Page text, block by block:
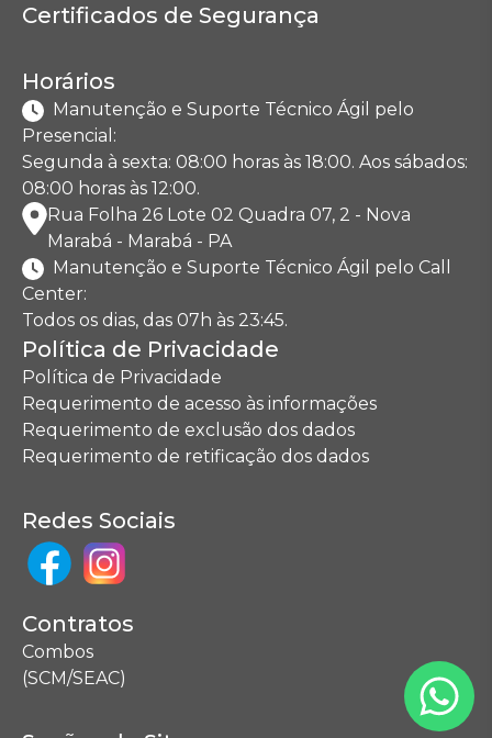
Certificados de Segurança
Horários
Manutenção e Suporte Técnico Ágil pelo
Presencial:
Segunda à sexta: 08:00 horas às 18:00. Aos sábados:
08:00 horas às 12:00.
Rua Folha 26 Lote 02 Quadra 07, 2 - Nova
Marabá - Marabá - PA
Manutenção e Suporte Técnico Ágil pelo Call
Center:
Todos os dias, das 07h às 23:45.
Política de Privacidade
Política de Privacidade
Requerimento de acesso às informações
Requerimento de exclusão dos dados
Requerimento de retificação dos dados
Redes Sociais
Contratos
Combos
(SCM/SEAC)